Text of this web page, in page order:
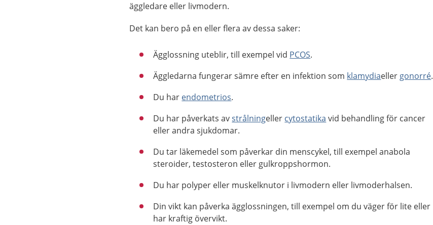
äggledare eller livmodern.
Det kan bero på en eller flera av dessa saker:
Ägglossning uteblir, till exempel vid PCOS.
Äggledarna fungerar sämre efter en infektion som klamydiaeller gonorré.
Du har endometrios.
Du har påverkats avstrålningeller cytostatika vid behandling för cancer
eller andra sjukdomar.
Du tar läkemedel som påverkar din menscykel, till exempel anabola
steroider, testosteron eller gulkroppshormon.
Du har polyper eller muskelknutor i livmodern eller livmoderhalsen.
Din vikt kan påverka ägglossningen, till exempel om du väger för lite eller
har kraftig övervikt.